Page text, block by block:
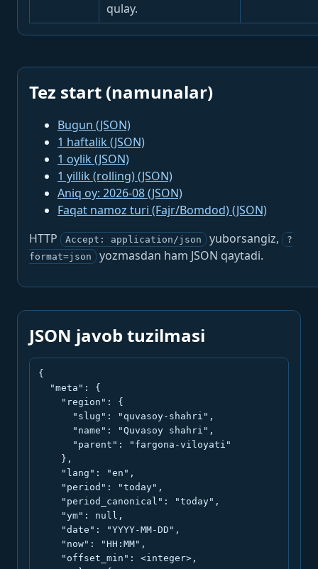
qulay.
Tez start (namunalar)
Bugun (JSON)
1 haftalik (JSON)
1 oylik (JSON)
1 yillik (rolling) (JSON)
Aniq oy: 2026-08 (JSON)
Faqat namoz turi (Fajr/Bomdod) (JSON)
HTTP
Accept: application/json yuborsangiz,
?
format=json
yozmasdan ham JSON qaytadi.
JSON javob tuzilmasi
{
  "meta": {
    "region": {
      "slug": "quvasoy-shahri",
      "name": "Quvasoy shahri",
      "parent": "fargona-viloyati"
    },
    "lang": "en",
    "period": "today",
    "period_canonical": "today",
    "ym": null,
    "date": "YYYY-MM-DD",
    "now": "HH:MM",
    "offset_min": <integer>,